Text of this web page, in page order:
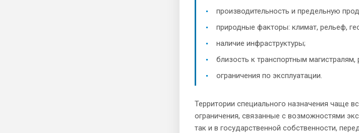
производительность и предельную
природные факторы: климат, рельеф,
наличие инфраструктуры;
близость к транспортным магистралям,
ограничения по эксплуатации.
Территории специального назначения чаще
ограничения, связанные с возможностями
так и в государственной собственности,